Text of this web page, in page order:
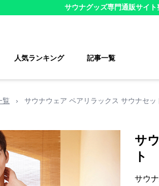
サウナグッズ専門通販サイト
人気ランキング 記事一覧
覧 › サウナウェア ペアリラックス サウナセッ
サ
ト
サウ